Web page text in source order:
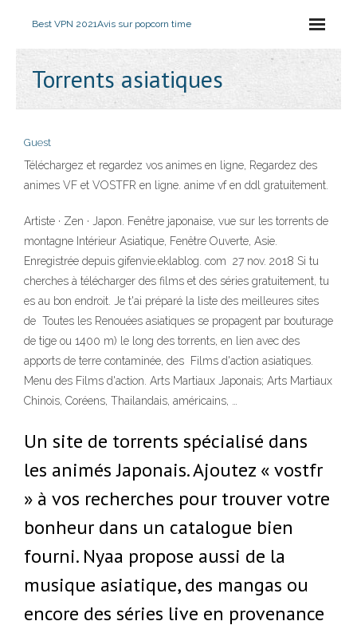
Best VPN 2021Avis sur popcorn time
Torrents asiatiques
Guest
Téléchargez et regardez vos animes en ligne, Regardez des
animes VF et VOSTFR en ligne. anime vf en ddl gratuitement.
Artiste · Zen · Japon. Fenêtre japonaise, vue sur les torrents de
montagne Intérieur Asiatique, Fenêtre Ouverte, Asie.
Enregistrée depuis gifenvie.eklablog. com 27 nov. 2018 Si tu
cherches à télécharger des films et des séries gratuitement, tu
es au bon endroit. Je t'ai préparé la liste des meilleures sites
de Toutes les Renouées asiatiques se propagent par bouturage
de tige ou 1400 m) le long des torrents, en lien avec des
apports de terre contaminée, des Films d'action asiatiques.
Menu des Films d'action. Arts Martiaux Japonais; Arts Martiaux
Chinois, Coréens, Thailandais, américains, …
Un site de torrents spécialisé dans
les animés Japonais. Ajoutez « vostfr
» à vos recherches pour trouver votre
bonheur dans un catalogue bien
fourni. Nyaa propose aussi de la
musique asiatique, des mangas ou
encore des séries live en provenance